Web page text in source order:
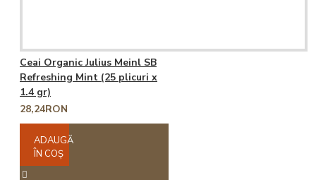
Ceai Organic Julius Meinl SB
Refreshing Mint (25 plicuri x
1.4 gr)
28,24RON
ADAUGĂ
ÎN COŞ